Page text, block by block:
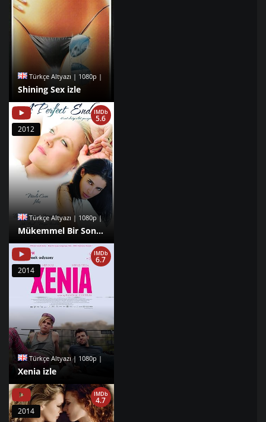
Türkçe Altyazı | 1080p |
Shining Sex izle
Türkçe Altyazı | 1080p |
Mükemmel Bir Son izle
IMDb
5.6
2012
Türkçe Altyazı | 1080p |
Xenia izle
IMDb
6.7
2014
IMDb
4.7
2014